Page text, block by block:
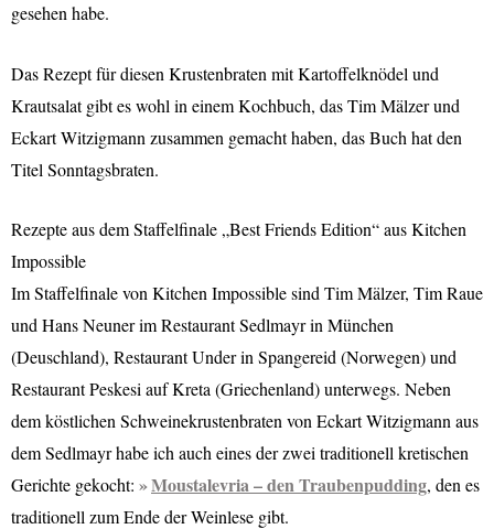
gesehen habe.
Das Rezept für diesen Krustenbraten mit Kartoffelknödel und
Krautsalat gibt es wohl in einem Kochbuch, das Tim Mälzer und
Eckart Witzigmann zusammen gemacht haben, das Buch hat den
Titel Sonntagsbraten.
Rezepte aus dem Staffelfinale „Best Friends Edition“ aus Kitchen
Impossible
Im Staffelfinale von Kitchen Impossible sind Tim Mälzer, Tim Raue
und Hans Neuner im Restaurant Sedlmayr in München
(Deuschland), Restaurant Under in Spangereid (Norwegen) und
Restaurant Peskesi auf Kreta (Griechenland) unterwegs. Neben
dem köstlichen Schweinekrustenbraten von Eckart Witzigmann aus
dem Sedlmayr habe ich auch eines der zwei traditionell kretischen
Gerichte gekocht:
Moustalevria – den Traubenpudding, den es
traditionell zum Ende der Weinlese gibt.